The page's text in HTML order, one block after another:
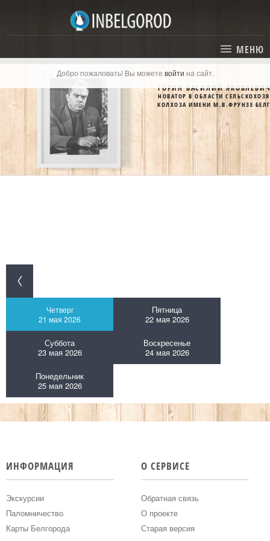
МЕНЮ
ГЛАВНАЯ
СТАТЬИ
КАТАЛОГ
ГОСТИНИЦЫ И ОТЕЛИ
ЭКСКУРСИИ
СОБЫТИЯ
КАРТА
Добро пожаловать! Вы можете войти на сайт.
ГОРИН ВАСИЛИЙ
НОВАТОР В ОБЛАСТИ
КОЛХОЗА ИМЕНИ М.В.ФРУНЗЕ
Четверг
21 мая 2026
Пятница
22 мая 2026
Суббота
23 мая 2026
Воскресенье
24 мая 2026
Понедельник
25 мая 2026
ИНФОРМАЦИЯ
Экскурсии
Паломничество
Карты Белгорода
О СЕРВИСЕ
Обратная связь
О проекте
Старая версия